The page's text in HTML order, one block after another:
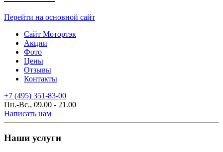
Перейти на основной сайт
Сайт Мотортэк
Акции
Фото
Цены
Отзывы
Контакты
+7 (495) 351-83-00
Пн.-Вс., 09.00 - 21.00
Написать нам
Наши услуги